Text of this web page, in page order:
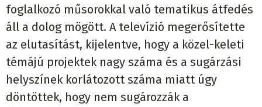
foglalkozó műsorokkal való tematikus átfedés
áll a dolog mögött. A televízió megerősítette
az elutasítást, kijelentve, hogy a közel-keleti
témájú projektek nagy száma és a sugárzási
helyszínek korlátozott száma miatt úgy
döntöttek, hogy nem sugározzák a